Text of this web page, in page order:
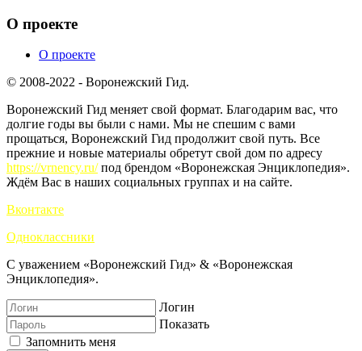
О проекте
О проекте
© 2008-2022 - Воронежский Гид.
Воронежский Гид меняет свой формат. Благодарим вас, что
долгие годы вы были с нами. Мы не спешим с вами
прощаться, Воронежский Гид продолжит свой путь. Все
прежние и новые материалы обретут свой дом по адресу
https://vrnency.ru/под брендом «Воронежская Энциклопедия».
Ждём Вас в наших социальных группах и на сайте.
Вконтакте
Одноклассники
С уважением «Воронежский Гид» & «Воронежская
Энциклопедия».
Логин
Показать
Запомнить меня